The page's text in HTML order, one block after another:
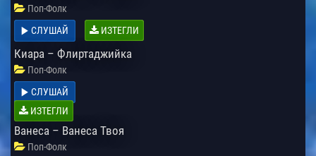
Поп-Фолк
СЛУШАЙ
ИЗТЕГЛИ
Киара – Флиртаджийка
Поп-Фолк
СЛУШАЙ
ИЗТЕГЛИ
Ванеса – Ванеса Твоя
Поп-Фолк